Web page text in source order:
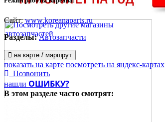
Сайт:www.koreanaparts.ru
Разделы: Автозапчасти
на карте / маршрут
показать на карте посмотреть на яндекс-картах
Позвонить
нашли ОШИБКУ?
В этом разделе часто смотрят: